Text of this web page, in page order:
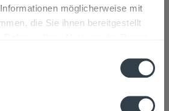
möglicherweise mit
die Sie ihnen bereitgestellt
34240